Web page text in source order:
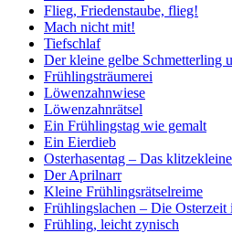
Flieg, Friedenstaube, flieg!
Mach nicht mit!
Tiefschlaf
Der kleine gelbe Schmetterling
Frühlingsträumerei
Löwenzahnwiese
Löwenzahnrätsel
Ein Frühlingstag wie gemalt
Ein Eierdieb
Osterhasentag – Das
Der Aprilnarr
Kleine Frühlingsrätselreime
Frühlingslachen – Die Osterzeit
Frühling, leicht zynisch